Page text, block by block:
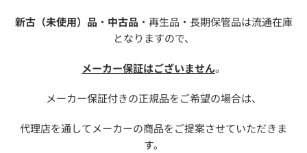
新古（未使用）品 ・ 中古品 ・再生品・長期保管品は流通在庫
となりますので、
メーカー保証はございません。
メーカー保証付きの正規品をご希望の場合は、
代理店を通してメーカーの商品をご提案させていただきま
す。